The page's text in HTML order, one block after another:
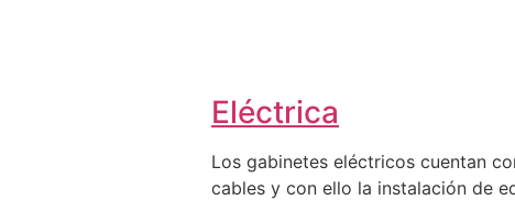
Eléctrica
Los gabinetes eléctricos cuentan
cables y con ello la instalación de